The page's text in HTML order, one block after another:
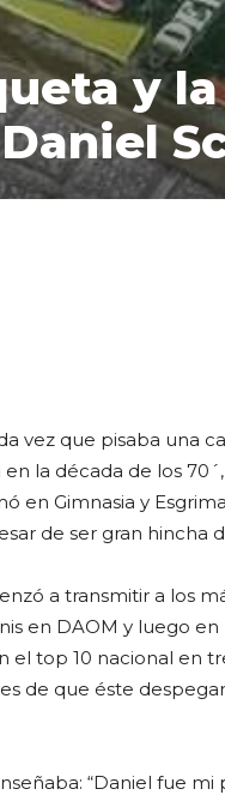
y
vez que pisaba una
la década de los
en Gimnasia y
de ser gran hincha
a transmitir a los
en DAOM y luego
el top 10 nacional en
de que éste
“Daniel fue